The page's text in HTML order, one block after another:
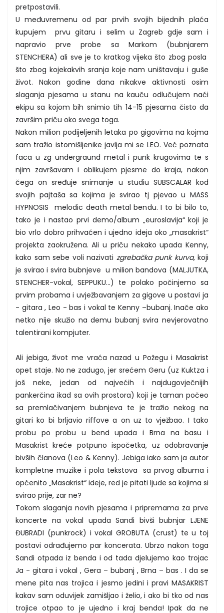
pretpostavili.
U međuvremenu od par prvih svojih bijednih plaća
kupujem prvu gitaru i selim u Zagreb gdje sam i
napravio prve probe sa Markom (bubnjarem
STENCHERA) ali sve je to kratkog vijeka što zbog posla
što zbog kojekakvih sranja koje nam uništavaju i guše
život. Nakon godine dana nikakve aktivnosti osim
slaganja pjesama u stanu na kauču odlučujem naći
ekipu sa kojom bih snimio tih 14-15 pjesama čisto da
završim priču oko svega toga.
Nakon milion podijeljenih letaka po gigovima na kojma
sam tražio istomišljenike javlja mi se LEO. Već poznata
faca u zg undergraund metal i punk krugovima te s
njim završavam i oblikujem pjesme do kraja, nakon
čega on sređuje snimanje u studiu SUBSCALAR kod
svojih pajtaša sa kojima je svirao tj pjevao u MASS
HYPNOSIS melodic death metal bendu. I to bi bilo to,
tako je i nastao prvi demo/album „euroslavija“ koji je
bio vrlo dobro prihvaćen i ujedno ideja oko „masakrist“
projekta zaokružena. Ali u priču nekako upada Kenny,
kako sam sebe voli nazivati zgrebačka punk kurva, koji
je svirao i svira bubnjeve u milion bandova (MALJUTKA,
STENCHER-vokal, SEPPUKU...) te polako počinjemo sa
prvim probama i uvježbavanjem za gigove u postavi ja
- gitara , Leo - bas i vokal te Kenny –bubanj. Inače ako
netko nije skužio na demu bubanj svira nevjerovatno
talentirani kompjuter.
Ali jebiga, život me vraća nazad u Požegu i Masakrist
opet staje. No ne zadugo, jer srećem Geru (uz Kuktza i
još neke, jedan od najvećih i najdugovječnijih
pankerčina ikad sa ovih prostora) koji je taman počeo
sa premlačivanjem bubnjeva te je tražio nekog na
gitari ko bi brljavio riffove a on uz to vježbao. I tako
probu po probu u bend upada i Brna na basu i
Masakrist kreće potpuno ispočetka, uz odobravanje
bivših članova (Leo & Kenny). Jebiga iako sam ja autor
kompletne muzike i pola tekstova sa prvog albuma i
općenito „Masakrist“ ideje, red je pitati ljude sa kojima si
svirao prije, zar ne?
Tokom slaganja novih pjesama i pripremama za prve
koncerte na vokal upada Sandi bivši bubnjar LJENE
ĐUBRADI (punkrock) i vokal GROBUTA (crust) te u toj
postavi odrađujemo par koncerata. Ubrzo nakon toga
Sandi otpada iz benda i od tada djelujemo kao trojac
Ja - gitara i vokal , Gera – bubanj , Brna – bas . I da se
mene pita nas trojica i jesmo jedini i pravi MASAKRIST
kakav sam oduvijek zamišljao i želio, i ako bi tko od nas
trojice otpao to je ujedno i kraj benda! Ipak da ne